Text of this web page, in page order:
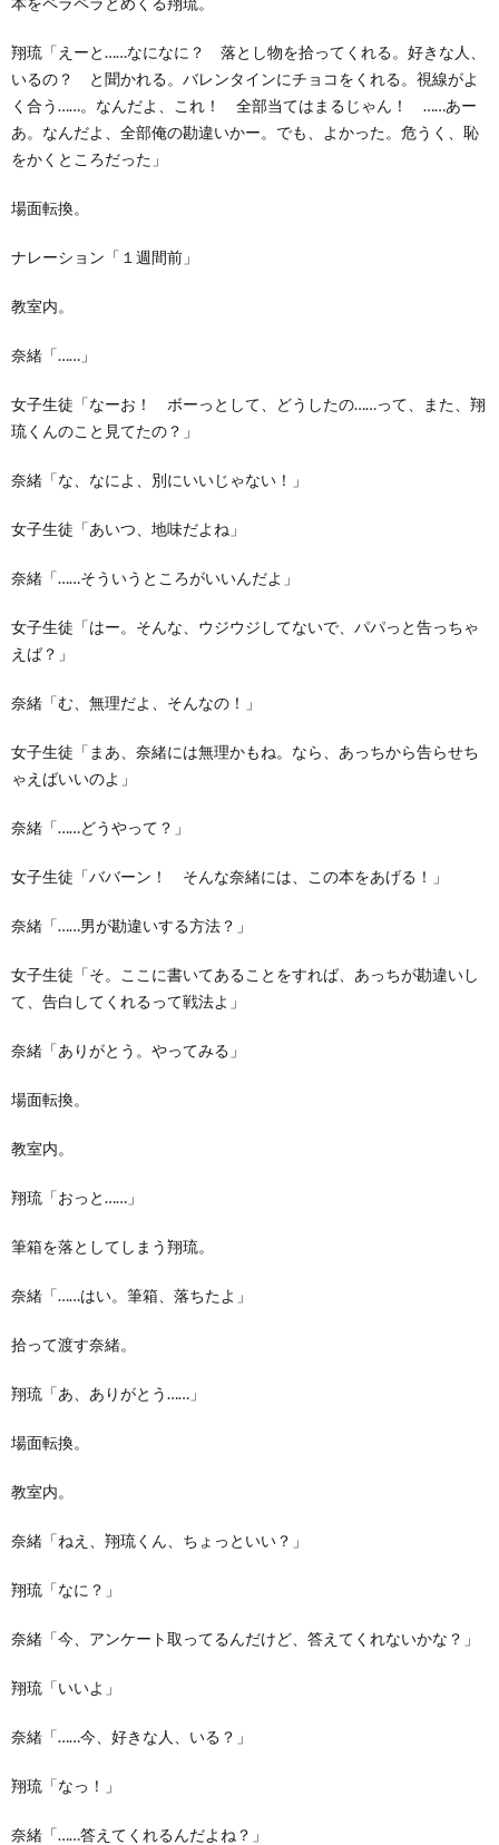
翔琉「えーと……なになに？ 落とし物を拾ってくれる。好きな人、
いるの？ と聞かれる。バレンタインにチョコをくれる。視線がよ
く合う……。なんだよ、これ！ 全部当てはまるじゃん！ ……あー
あ。なんだよ、全部俺の勘違いかー。でも、よかった。危うく、恥
をかくところだった」
場面転換。
ナレーション「１週間前」
教室内。
奈緒「……」
女子生徒「なーお！ ボーっとして、どうしたの……って、また、翔
琉くんのこと見てたの？」
奈緒「な、なによ、別にいいじゃない！」
女子生徒「あいつ、地味だよね」
奈緒「……そういうところがいいんだよ」
女子生徒「はー。そんな、ウジウジしてないで、パパっと告っちゃ
えば？」
奈緒「む、無理だよ、そんなの！」
女子生徒「まあ、奈緒には無理かもね。なら、あっちから告らせち
ゃえばいいのよ」
奈緒「……どうやって？」
女子生徒「ババーン！ そんな奈緒には、この本をあげる！」
奈緒「……男が勘違いする方法？」
女子生徒「そ。ここに書いてあることをすれば、あっちが勘違いし
て、告白してくれるって戦法よ」
奈緒「ありがとう。やってみる」
場面転換。
教室内。
翔琉「おっと……」
筆箱を落としてしまう翔琉。
奈緒「……はい。筆箱、落ちたよ」
拾って渡す奈緒。
翔琉「あ、ありがとう……」
場面転換。
教室内。
奈緒「ねえ、翔琉くん、ちょっといい？」
翔琉「なに？」
奈緒「今、アンケート取ってるんだけど、答えてくれないかな？」
翔琉「いいよ」
奈緒「……今、好きな人、いる？」
翔琉「なっ！」
奈緒「……答えてくれるんだよね？」